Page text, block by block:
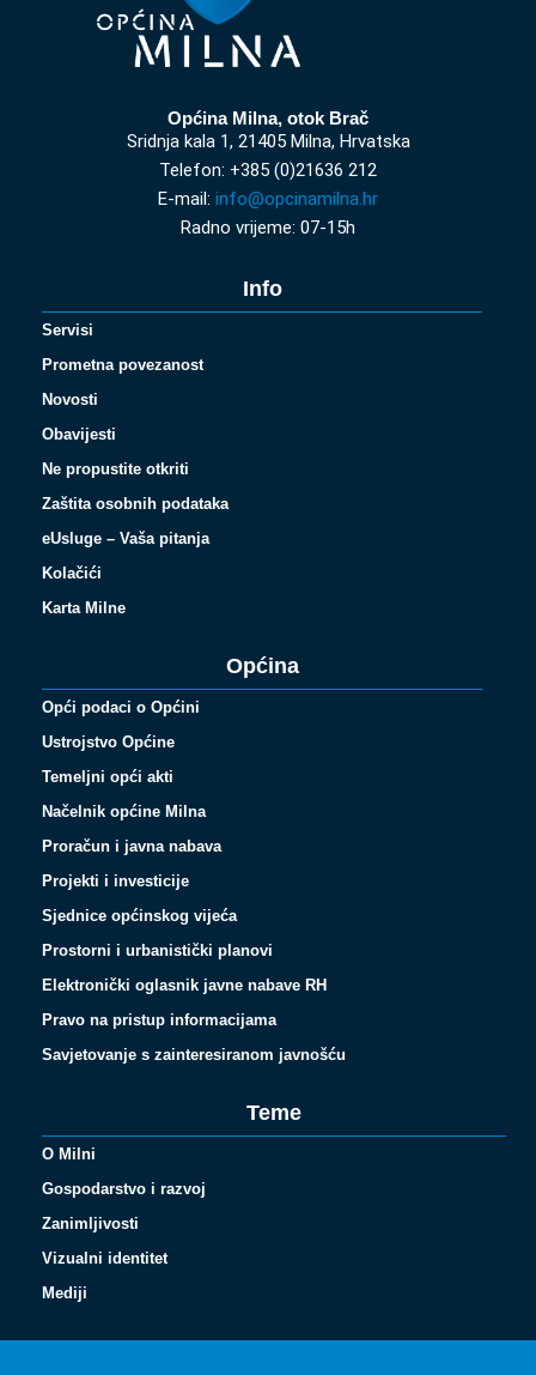
Općina Milna, otok Brač
Sridnja kala 1, 21405 Milna, Hrvatska
Telefon: +385 (0)21636 212
E-mail: info@opcinamilna.hr
Radno vrijeme: 07-15h
Info
Servisi
Prometna povezanost
Novosti
Obavijesti
Ne propustite otkriti
Zaštita osobnih podataka
eUsluge – Vaša pitanja
Kolačići
Karta Milne
Općina
Opći podaci o Općini
Ustrojstvo Općine
Temeljni opći akti
Načelnik općine Milna
Proračun i javna nabava
Projekti i investicije
Sjednice općinskog vijeća
Prostorni i urbanistički planovi
Elektronički oglasnik javne nabave RH
Pravo na pristup informacijama
Savjetovanje s zainteresiranom javnošću
Teme
O Milni
Gospodarstvo i razvoj
Zanimljivosti
Vizualni identitet
Mediji